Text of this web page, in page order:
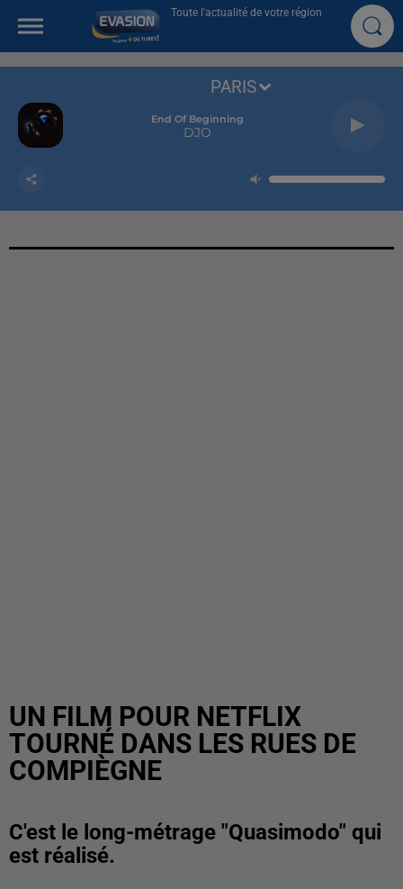
Toute l'actualité de votre région
End Of Beginning
DJO
PARIS
UN FILM POUR NETFLIX
TOURNÉ DANS LES RUES DE
COMPIÈGNE
C'est le long-métrage "Quasimodo" qui
est réalisé.